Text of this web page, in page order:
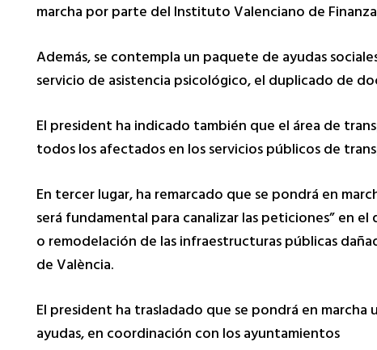
marcha por parte del Instituto Valenciano de
Además, se contempla un paquete de ayudas
servicio de asistencia psicológico, el duplicado de
El president ha indicado también que el área de
todos los afectados en los servicios públicos de
En tercer lugar, ha remarcado que se pondrá en
será fundamental para canalizar las peticiones” en
o remodelación de las infraestructuras públicas
de València.
El president ha trasladado que se pondrá en
ayudas, en coordinación con los ayuntamientos